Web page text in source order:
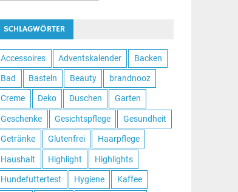
SCHLAGWÖRTER
Accessoires Adventskalender Backen
Bad Basteln Beauty brandnooz
Creme Deko Duschen Garten
Geschenke Gesichtspflege Gesundheit
Getränke Glutenfrei Haarpflege
Haushalt Highlight Highlights
Hundefuttertest Hygiene Kaffee